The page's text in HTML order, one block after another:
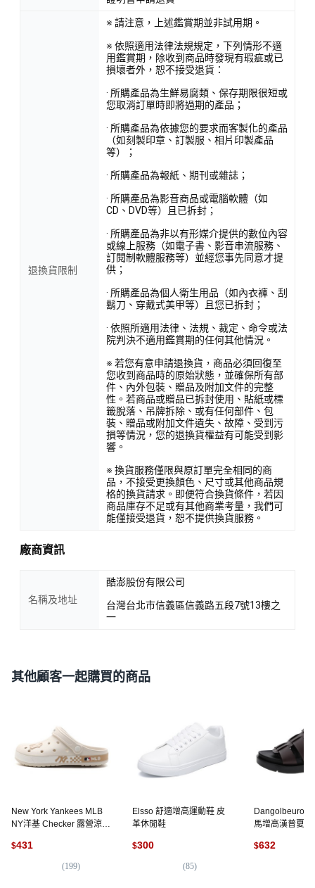
退換貨限制
※ 請注意，上述鑑賞期並非試用期。
※ 依照適用法律法規規定，下列情形不適
用鑑賞期，除收到商品時發現有瑕疵或已
損壞者外，恕不接受退貨：
· 所購產品為生鮮易腐類、保存期限很短或
您取消訂單時即將過期的產品；
· 所購產品為依據您的要求而客製化的產品
（如刻製印章、訂製服、相片印製產品
等）；
· 所購產品為報紙、期刊或雜誌；
· 所購產品為影音商品或電腦軟體（如
CD、DVD等）且已拆封；
· 所購產品為非以有形媒介提供的數位內容
或線上服務（如電子書、影音串流服務、
訂閱制軟體服務等）並經您事先同意才提
供；
· 所購產品為個人衛生用品（如內衣褲、刮
鬍刀、穿戴式美甲等）且您已拆封；
· 依照所適用法律、法規、裁定、命令或法
院判決不適用鑑賞期的任何其他情況。
※ 若您有意申請退換貨，商品必須回復至
您收到商品時的原始狀態，並確保所有部
件、內外包裝、贈品及附加文件的完整
性。若商品或贈品已拆封使用、貼紙或標
籤脫落、吊牌拆除、或有任何部件、包
裝、贈品或附加文件遺失、故障、受到污
損等情況，您的退換貨權益有可能受到影
響。
※ 換貨服務僅限與原訂單完全相同的商
品，不接受更換顏色、尺寸或其他商品規
格的換貨請求。即便符合換貨條件，若因
商品庫存不足或有其他商業考量，我們可
能僅接受退貨，恕不提供換貨服務。
廠商資訊
名稱及地址
酷澎股份有限公司
台灣台北市信義區信義路五段7號13樓之
一
其他顧客一起購買的商品
New York Yankees MLB
NY洋基 Checker 露營涼
$431
(199)
Elsso 舒適增高運動鞋 皮
革休閒鞋
$300
(85)
Dangolbeuro
馬增高漢普夏涼
$632